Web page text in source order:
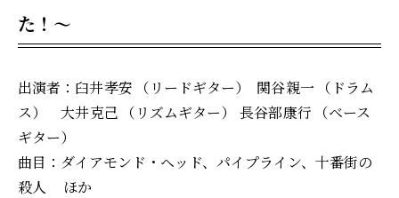
た！～
出演者：臼井 孝安 （リードギター） 関谷 親一 （ドラム
ス） 大井 克己 （リズムギター） 長谷部 康行 （ベース
ギター）
曲目：ダイアモンド・ヘッド、パイプライン、十番街の
殺人 ほか